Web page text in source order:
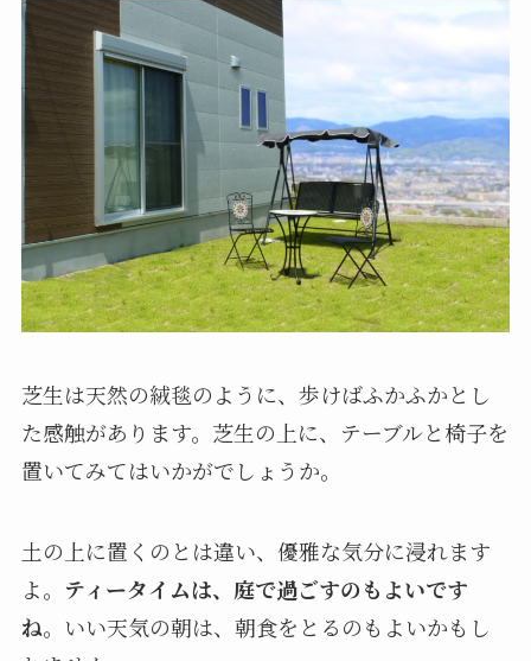
芝生は天然の絨毯のように、歩けばふかふかとし
た感触があります。芝生の上に、テーブルと椅子を
置いてみてはいかがでしょうか。
土の上に置くのとは違い、優雅な気分に浸れます
よ。 ティータイムは、庭で過ごすのもよいです
ね。いい天気の朝は、朝食をとるのもよいかもし